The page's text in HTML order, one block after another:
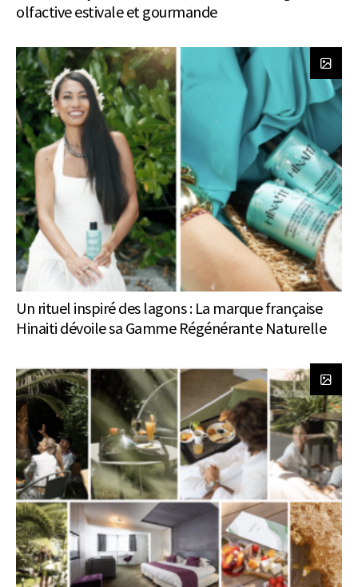
olfactive estivale et gourmande
Un rituel inspiré des lagons : La marque française
Hinaiti dévoile sa Gamme Régénérante Naturelle